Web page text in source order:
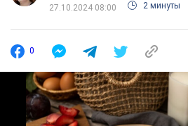
27.10.2024 08:00 2 минуты
0